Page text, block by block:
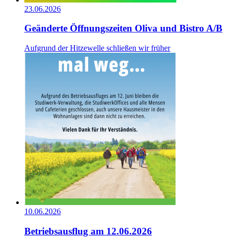
23.06.2026
Geänderte Öffnungszeiten Oliva und Bistro A/B
Aufgrund der Hitzewelle schließen wir früher
10.06.2026
Betriebsausflug am 12.06.2026